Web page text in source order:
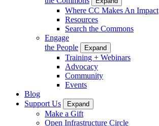
Where CC Makes An Impact
Resources
Search the Commons
Engage
the People
Expand
Training + Webinars
Advocacy
Community
Events
Blog
Support Us
Expand
Make a Gift
Open Infrastructure Circle